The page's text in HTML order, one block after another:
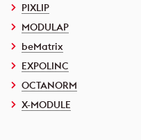
PIXLIP
MODULAP
beMatrix
EXPOLINC
OCTANORM
X-MODULE